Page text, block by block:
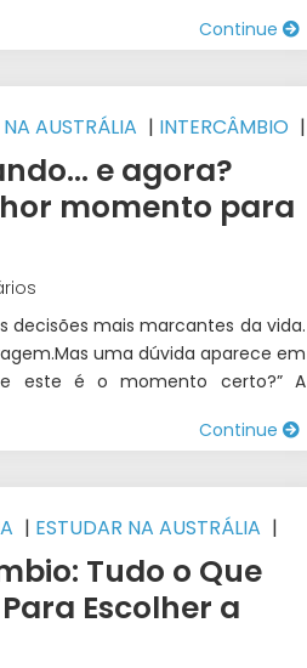
Continue
AUSTRÁLIA | INTERCÂMBIO |
e agora?
momento para
decisões mais marcantes da vida.
uma dúvida aparece em
este é o momento certo?” A
Continue
| ESTUDAR NA AUSTRÁLIA |
|INTERCÂMBIO |WEST 1
Tudo o Que
Escolher a